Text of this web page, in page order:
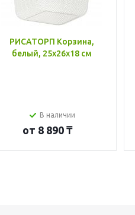
РИСАТОРП Корзина,
белый, 25x26x18 см
В наличии
от 8 890 ₸